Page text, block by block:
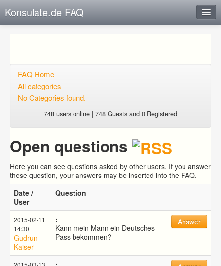
Konsulate.de FAQ
Open questions
Login
FAQ Home
All categories
No Categories found.
748 users online | 748 Guests and 0 Registered
Open questions
Here you can see questions asked by other users. If you answer
these question, your answers may be inserted into the FAQ.
Date /
User
Question
2015-02-11
14:30
Gudrun
Kaiser
:
Kann mein Mann ein Deutsches
Pass bekommen?
Answer
2015-03-13
: